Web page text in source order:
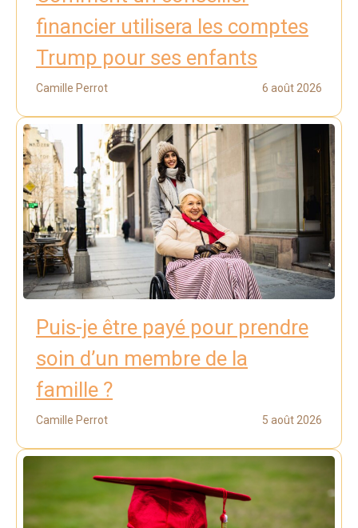
financier utilisera les comptes
Trump pour ses enfants
Camille Perrot 6 août 2026
Puis-je être payé pour prendre
soin d’un membre de la
famille ?
Camille Perrot 5 août 2026